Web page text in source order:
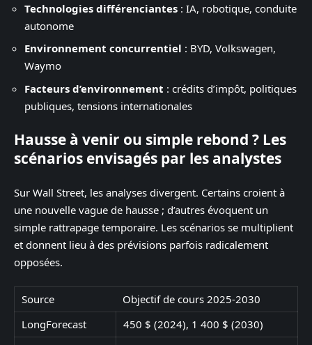
Technologies différenciantes : IA, robotique, conduite
autonome
Environnement concurrentiel : BYD, Volkswagen,
Waymo
Facteurs d’environnement : crédits d’impôt, politiques
publiques, tensions internationales
Hausse à venir ou simple rebond ? Les
scénarios envisagés par les analystes
Sur Wall Street, les analyses divergent. Certains croient à
une nouvelle vague de hausse ; d’autres évoquent un
simple rattrapage temporaire. Les scénarios se multiplient
et donnent lieu à des prévisions parfois radicalement
opposées.
Source
Objectif de cours 2025-2030
LongForecast
450 $ (2024), 1 400 $ (2030)